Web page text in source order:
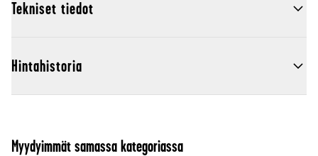
Tekniset tiedot
Hintahistoria
Myydyimmät samassa kategoriassa